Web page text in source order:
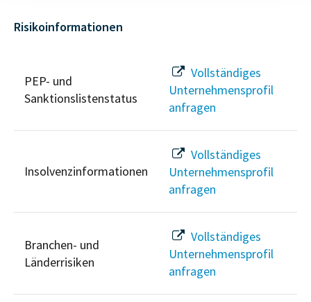
Risikoinformationen
PEP- und
Sanktionslistenstatus
Vollständiges
Unternehmensprofil
anfragen
Insolvenzinformationen
Vollständiges
Unternehmensprofil
anfragen
Branchen- und
Länderrisiken
Vollständiges
Unternehmensprofil
anfragen